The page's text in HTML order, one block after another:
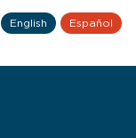
English Español